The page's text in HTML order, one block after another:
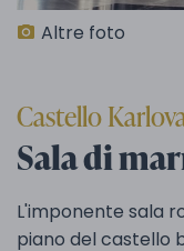
Altre foto
Castello
Sala di
L'imponente sala
piano del castello